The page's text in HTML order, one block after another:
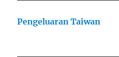
Pengeluaran Taiwan